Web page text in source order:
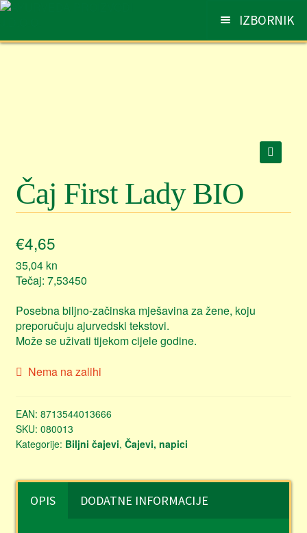
navigaciju
sadržaja
IZBORNIK
NARUDŽBE
Čaj First Lady BIO
€4,65
35,04 kn
Tečaj: 7,53450
Posebna biljno-začinska mješavina za žene, koju
preporučuju ajurvedski tekstovi.
Može se uživati tijekom cijele godine.
Nema na zalihi
EAN: 8713544013666
SKU: 080013
Kategorije: Biljni čajevi, Čajevi, napici
OPIS DODATNE INFORMACIJE